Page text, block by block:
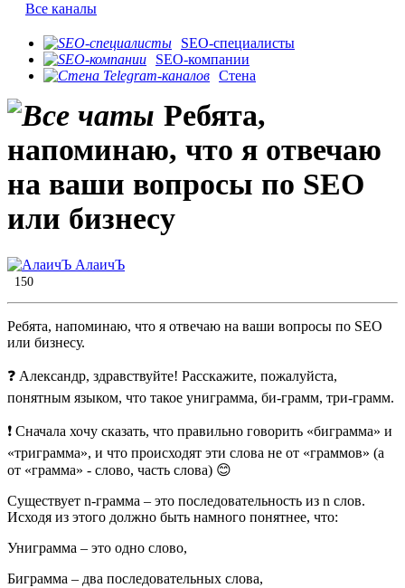
Все каналы
SEO-специалисты
SEO-компании
Стена
Ребята,
напоминаю, что я отвечаю
на ваши вопросы по SEO
или бизнесу
АлаичЪ
150
Ребята, напоминаю, что я отвечаю на ваши вопросы по SEO
или бизнесу.
❓ Александр, здравствуйте! Расскажите, пожалуйста,
понятным языком, что такое униграмма, би-грамм, три-грамм.
❗️ Сначала хочу сказать, что правильно говорить «биграмма» и
«триграмма», и что происходят эти слова не от «граммов» (а
от «грамма» - слово, часть слова) 😊
Существует n-грамма – это последовательность из n слов.
Исходя из этого должно быть намного понятнее, что:
Униграмма – это одно слово,
Биграмма – два последовательных слова,